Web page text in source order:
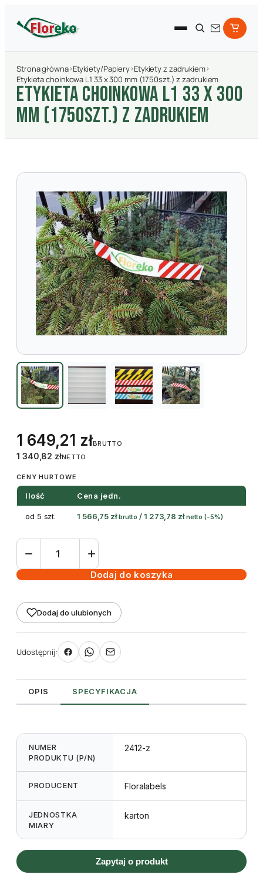
Strona główna›Etykiety/Papiery›Etykiety z zadrukiem›
Etykieta choinkowa L1 33 x 300 mm (1750szt.) z zadrukiem
ETYKIETA CHOINKOWA L1 33 X 300
MM (1750SZT.) Z ZADRUKIEM
1 649,21 złBRUTTO
1 340,82 złNETTO
CENY HURTOWE
Ilość Cena jedn.
od 5 szt. 1 566,75 zł brutto /1 273,78 zł netto (-5%)
ilość
choinkowa
33
x
300
mm
(1750szt.)
z
zadrukiem
Dodaj do koszyka
Dodaj do ulubionych
Udostępnij:
OPIS SPECYFIKACJA
NUMER
PRODUKTU (P/N)
2412-z
PRODUCENT Floralabels
JEDNOSTKA
MIARY
karton
Zapytaj o produkt